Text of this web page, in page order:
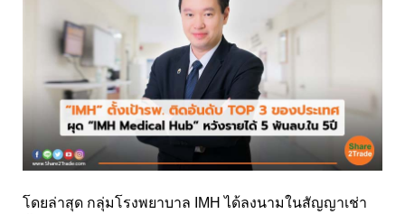
โดยล่าสุด กลุ่มโรงพยาบาล IMH ได้ลงนามในสัญญาเช่า